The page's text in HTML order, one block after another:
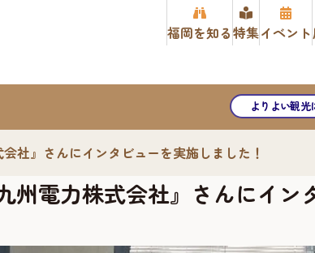
福岡を知る特集イベント
よりよい観光
社』さんにインタビューを実施しました！
電力株式会社』さんにイン